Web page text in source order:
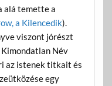
alá temette a
a Kilencedik).
viszont jórészt
Név
az istenek titkait és
egy